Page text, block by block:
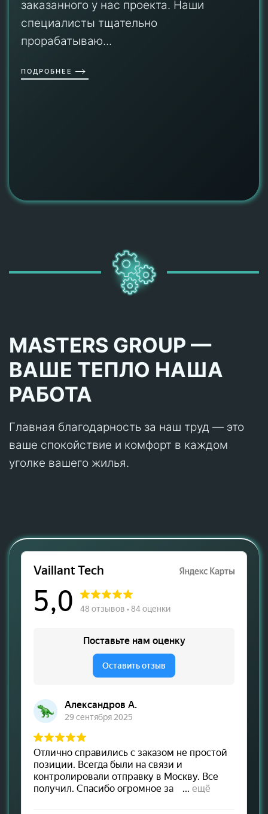
заказанного у нас проекта. Наши
специалисты тщательно
прорабатываю...
ПОДРОБНЕЕ
MASTERS GROUP —
ВАШЕ ТЕПЛО НАША
РАБОТА
Главная благодарность за наш труд — это
ваше спокойствие и комфорт в каждом
уголке вашего жилья.